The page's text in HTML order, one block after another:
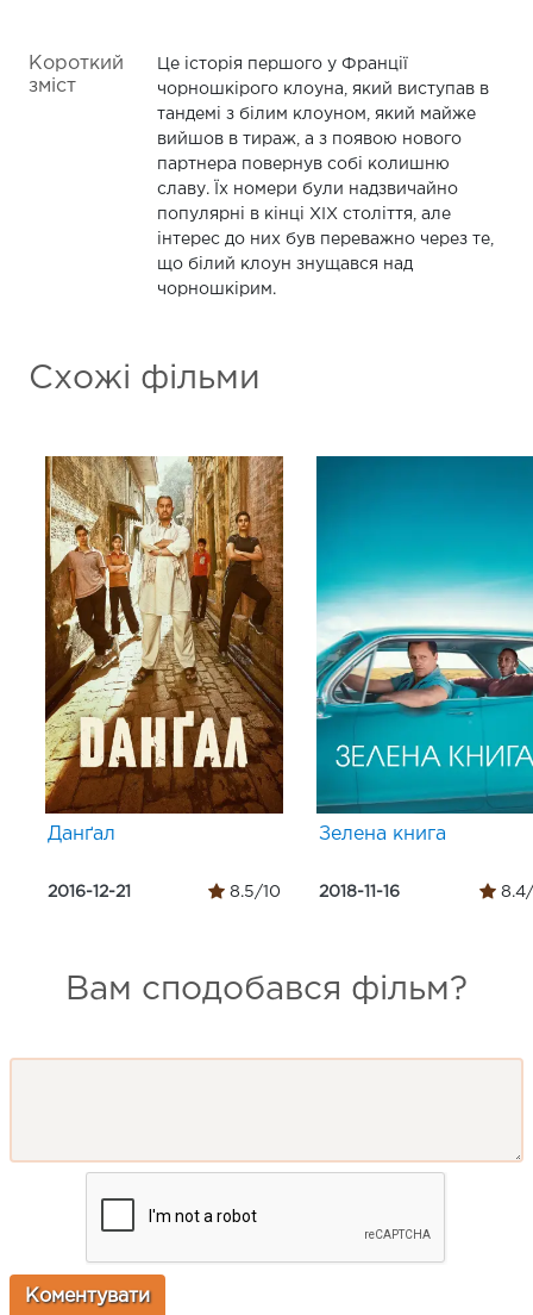
Короткий
зміст
Це історія першого у Франції
чорношкірого клоуна, який виступав в
тандемі з білим клоуном, який майже
вийшов в тираж, а з появою нового
партнера повернув собі колишню
славу. Їх номери були надзвичайно
популярні в кінці XIX століття, але
інтерес до них був переважно через те,
що білий клоун знущався над
чорношкірим.
Схожі фільми
Данґал
2016-12-21 8.5/10
Зелена книга
2018-11-16 8.4/
Вам сподобався фільм?